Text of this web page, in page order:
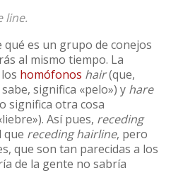
line.
qué es un grupo de conejos
al mismo tiempo. La
homófonos hair(que,
significa «pelo») y hare
significa otra cosa
Así pues, receding
que receding hairline, pero
que son tan parecidas a los
de la gente no sabría